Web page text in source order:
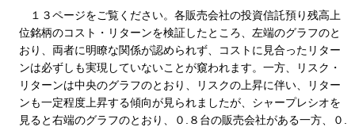
１３ページをご覧ください。各販売会社の投資信託預り残高上
位銘柄のコスト・リターンを検証したところ、左端のグラフのと
おり、両者に明瞭な関係が認められず、コストに見合ったリター
ンは必ずしも実現していないことが窺われます。一方、リスク・
リターンは中央のグラフのとおり、リスクの上昇に伴い、リター
ンも一定程度上昇する傾向が見られましたが、シャープレシオを
見ると右端のグラフのとおり、０.８台の販売会社がある一方、０.